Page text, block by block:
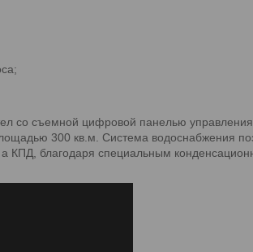
со съемной цифровой панелью
300 кв.м. Система водоснабжения
КПД, благодаря специальным